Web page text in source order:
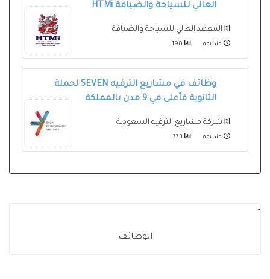
العالي للسياحة والضيافة HTMi
المعهد العالي للسياحة والضيافة
منذ يوم
وظائف في مشاريع الترفيه SEVEN لحملة
الثانوية فأعلى في 9 مدن بالمملكة
شركة مشاريع الترفيه السعودية
منذ يوم
-
الوظائف